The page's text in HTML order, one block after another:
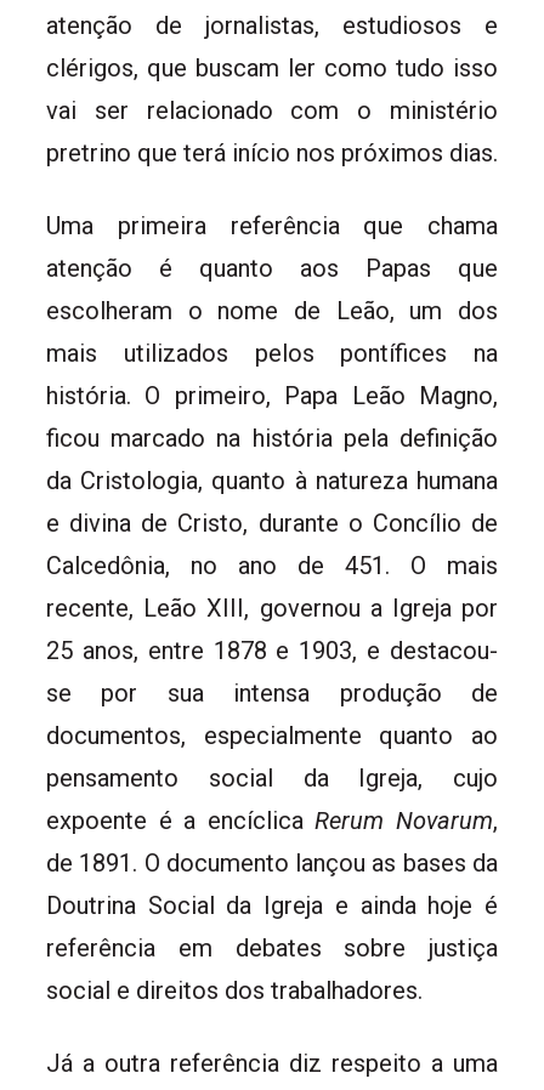
atenção de jornalistas, estudiosos e
clérigos, que buscam ler como tudo isso
vai ser relacionado com o ministério
pretrino que terá início nos próximos dias.
Uma primeira referência que chama
atenção é quanto aos Papas que
escolheram o nome de Leão, um dos
mais utilizados pelos pontífices na
história. O primeiro, Papa Leão Magno,
ficou marcado na história pela definição
da Cristologia, quanto à natureza humana
e divina de Cristo, durante o Concílio de
Calcedônia, no ano de 451. O mais
recente, Leão XIII, governou a Igreja por
25 anos, entre 1878 e 1903, e destacou-
se por sua intensa produção de
documentos, especialmente quanto ao
pensamento social da Igreja, cujo
expoente é a encíclicaRerum Novarum,
de 1891. O documento lançou as bases da
Doutrina Social da Igreja e ainda hoje é
referência em debates sobre justiça
social e direitos dos trabalhadores.
Já a outra referência diz respeito a uma